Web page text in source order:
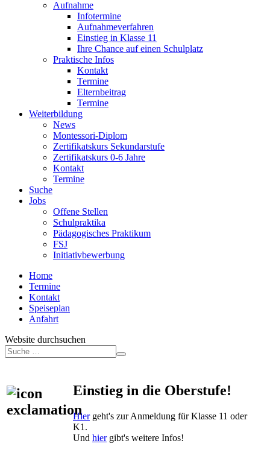
Aufnahme
Infotermine
Aufnahmeverfahren
Einstieg in Klasse 11
Ihre Chance auf einen Schulplatz
Praktische Infos
Kontakt
Termine
Elternbeitrag
Termine
Weiterbildung
News
Montessori-Diplom
Zertifikatskurs Sekundarstufe
Zertifikatskurs 0-6 Jahre
Kontakt
Termine
Suche
Jobs
Offene Stellen
Schulpraktika
Pädagogisches Praktikum
FSJ
Initiativbewerbung
Home
Termine
Kontakt
Speiseplan
Anfahrt
Website durchsuchen
Einstieg in die Oberstufe!
Hiergeht's zur Anmeldung für Klasse 11 oder
K1.
Und hiergibt's weitere Infos!